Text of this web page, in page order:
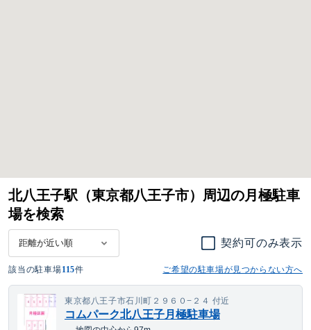
北八王子駅（東京都八王子市）周辺の月極駐車
場を検索
契約可のみ表示
該当の駐車場115件 ご希望の駐車場が見つからない方へ
東京都八王子市石川町２９６０−２４ 付近
コムパーク北八王子月極駐車場